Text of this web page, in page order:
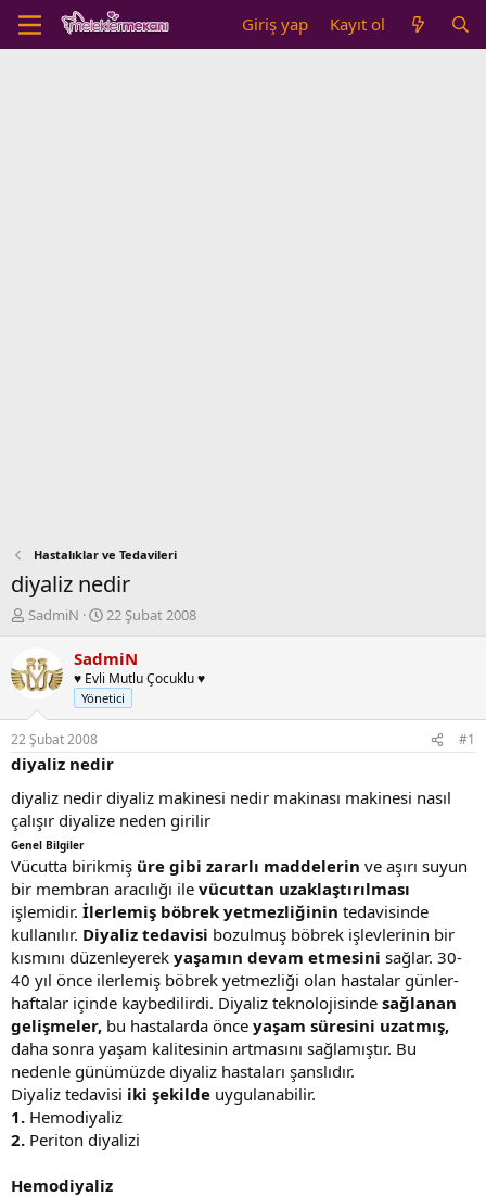
Giriş yap Kayıt ol
Hastalıklar ve Tedavileri
diyaliz nedir
K
n
b
u
y
u
b
a
l
a
t
a
n
SadmiN
B
ş
a
n
ı
ç
a
r
h
i
22 Şubat 2008
SadmiN
♥ Evli Mutlu Çocuklu ♥
Yönetici
22 Şubat 2008 #1
diyaliz nedir
diyaliz nedir diyaliz makinesi nedir makinası makinesi nasıl
çalışır diyalize neden girilir
Genel Bilgiler
Vücutta birikmiş üre gibi zararlı maddelerin ve aşırı suyun
bir membran aracılığı ile vücuttan uzaklaştırılması
işlemidir. İlerlemiş böbrek yetmezliğinin tedavisinde
kullanılır. Diyaliz tedavisi bozulmuş böbrek işlevlerinin bir
kısmını düzenleyerek yaşamın devam etmesini sağlar. 30-
40 yıl önce ilerlemiş böbrek yetmezliği olan hastalar günler-
haftalar içinde kaybedilirdi. Diyaliz teknolojisinde sağlanan
gelişmeler, bu hastalarda önce yaşam süresini uzatmış,
daha sonra yaşam kalitesinin artmasını sağlamıştır. Bu
nedenle günümüzde diyaliz hastaları şanslıdır.
Diyaliz tedavisi iki şekilde uygulanabilir.
1. Hemodiyaliz
2. Periton diyalizi
Hemodiyaliz